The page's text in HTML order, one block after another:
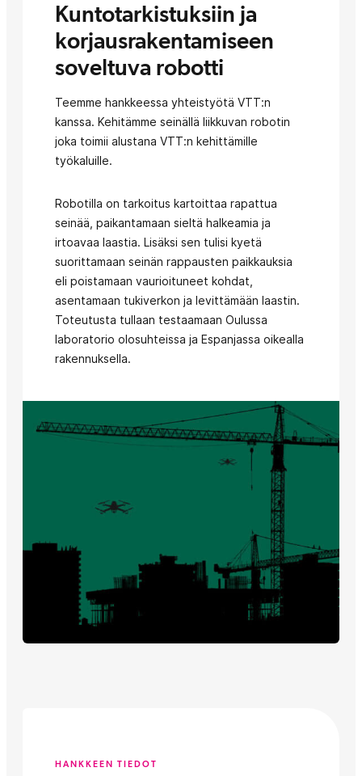
Kuntotarkistuksiin ja
korjausrakentamiseen
soveltuva robotti
Teemme hankkeessa yhteistyötä VTT:n
kanssa. Kehitämme seinällä liikkuvan robotin
joka toimii alustana VTT:n kehittämille
työkaluille.
Robotilla on tarkoitus kartoittaa rapattua
seinää, paikantamaan sieltä halkeamia ja
irtoavaa laastia. Lisäksi sen tulisi kyetä
suorittamaan seinän rappausten paikkauksia
eli poistamaan vaurioituneet kohdat,
asentamaan tukiverkon ja levittämään laastin.
Toteutusta tullaan testaamaan Oulussa
laboratorio olosuhteissa ja Espanjassa oikealla
rakennuksella.
HANKKEEN TIEDOT